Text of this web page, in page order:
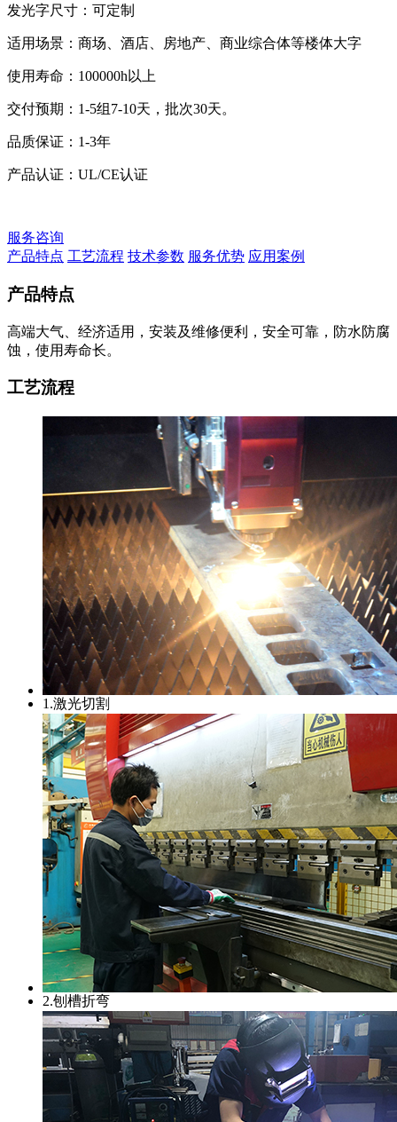
发光字尺寸：可定制
适用场景：商场、酒店、房地产、商业综合体等楼体大字
使用寿命：100000h以上
交付预期：1-5组7-10天，批次30天。
品质保证：1-3年
产品认证：UL/CE认证
服务咨询
产品特点 工艺流程 技术参数 服务优势 应用案例
产品特点
高端大气、经济适用，安装及维修便利，安全可靠，防水防腐
蚀，使用寿命长。
工艺流程
1.激光切割
2.刨槽折弯